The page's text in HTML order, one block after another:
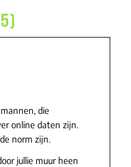
die
online daten zijn.
norm zijn.
jullie muur heen